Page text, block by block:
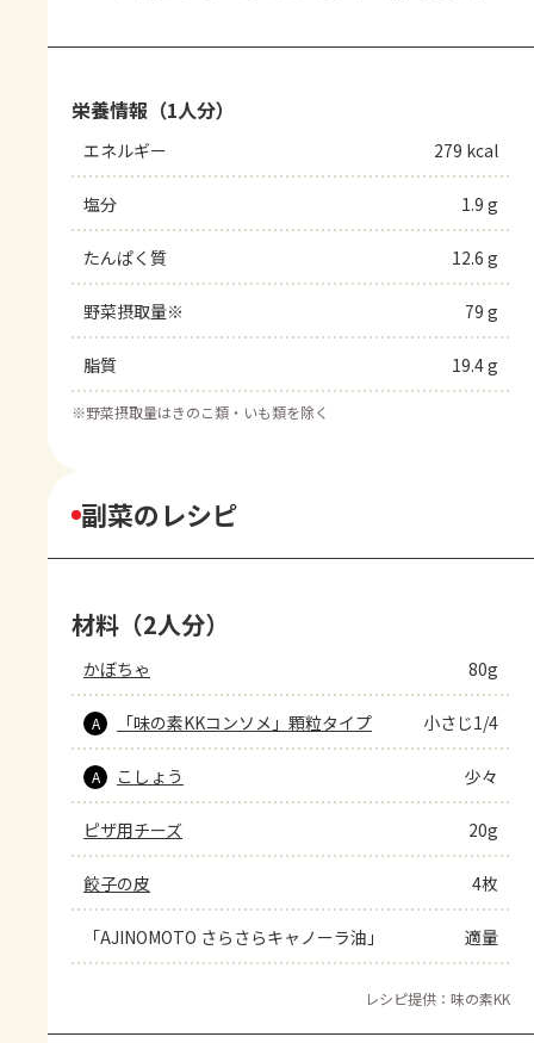
栄養情報（1人分）
エネルギー 279 kcal
塩分 1.9 g
たんぱく質 12.6 g
野菜摂取量※ 79 g
脂質 19.4 g
※野菜摂取量はきのこ類・いも類を除く
副菜のレシピ
材料（2人分）
かぼちゃ 80g
A 「味の素KKコンソメ」顆粒タイプ 小さじ1/4
A こしょう 少々
ピザ用チーズ 20g
餃子の皮 4枚
「AJINOMOTO さらさらキャノーラ油」 適量
レシピ提供：味の素KK